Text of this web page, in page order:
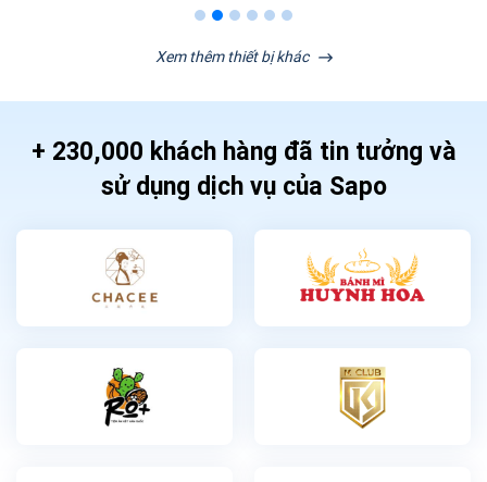
Xem thêm thiết bị khác
+ 230,000 khách hàng đã tin tưởng và
sử dụng dịch vụ của Sapo